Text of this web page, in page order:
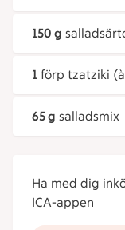
150 g
1 förp tzatziki
65 g salladsmix
Ha med dig
ICA-appen